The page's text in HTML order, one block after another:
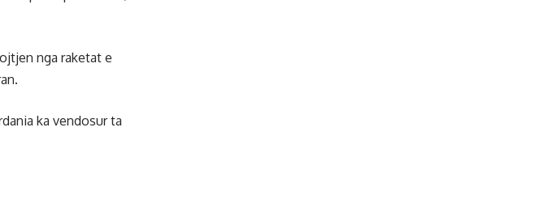
nga raketat e
ka vendosur ta